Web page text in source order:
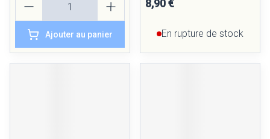
Ajouter au panier
8,90 €
En rupture de stock